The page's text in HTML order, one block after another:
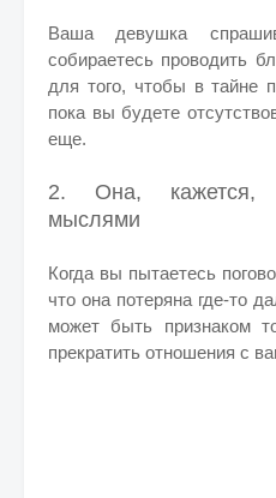
Ваша девушка
собираетесь проводить
для того, чтобы в тайне
пока вы будете
еще.
2. Она, кажется,
мыслями
Когда вы пытаетесь
что она потеряна где-то
может быть признаком
прекратить отношения с